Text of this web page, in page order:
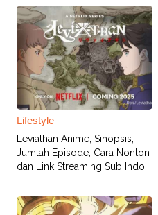
Lifestyle
Leviathan Anime, Sinopsis,
Jumlah Episode, Cara Nonton
dan Link Streaming Sub Indo